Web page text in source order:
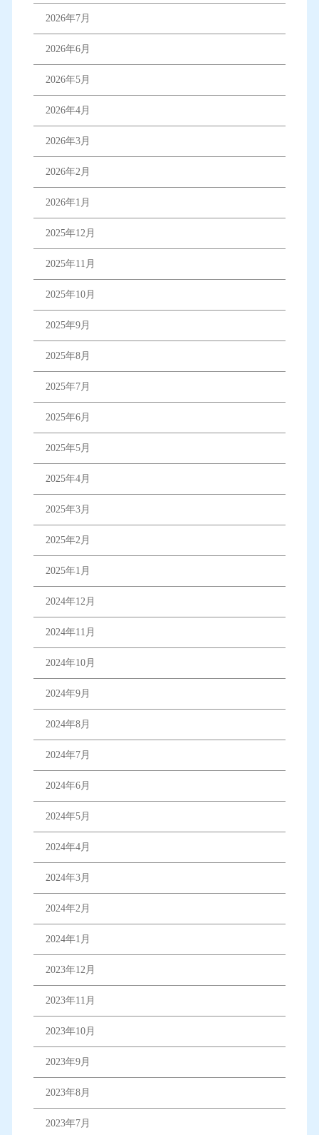
2026年7月
2026年6月
2026年5月
2026年4月
2026年3月
2026年2月
2026年1月
2025年12月
2025年11月
2025年10月
2025年9月
2025年8月
2025年7月
2025年6月
2025年5月
2025年4月
2025年3月
2025年2月
2025年1月
2024年12月
2024年11月
2024年10月
2024年9月
2024年8月
2024年7月
2024年6月
2024年5月
2024年4月
2024年3月
2024年2月
2024年1月
2023年12月
2023年11月
2023年10月
2023年9月
2023年8月
2023年7月